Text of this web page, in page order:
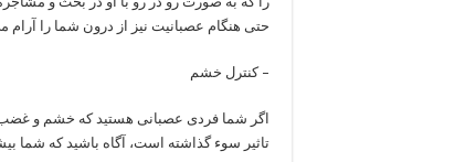
حتی هنگام عصبانیت نیز از درون شما را آرام
– کنترل خشم
اگر شما فردی عصبانی هستید که خشم و
تاثیر سوء گذاشته است، آگاه باشید که شما